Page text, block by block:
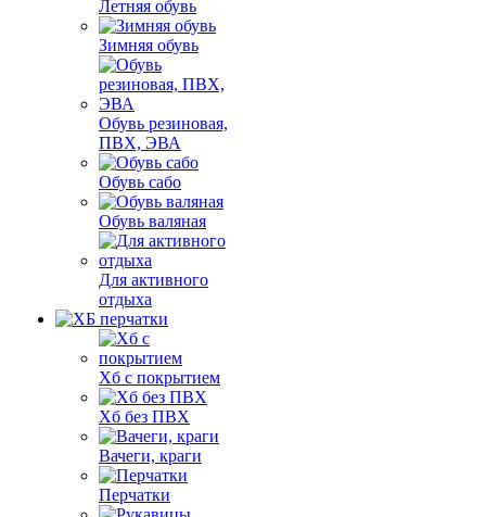
Летняя обувь
Зимняя обувь
Обувь резиновая,
ПВХ, ЭВА
Обувь сабо
Обувь валяная
Для активного
отдыха
Хб с покрытием
Хб без ПВХ
Вачеги, краги
Перчатки